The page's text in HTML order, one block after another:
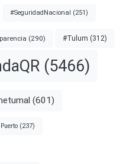
#SeguridadNacional (251)
(290) #Tulum (312)
(5466)
(601)
(237)